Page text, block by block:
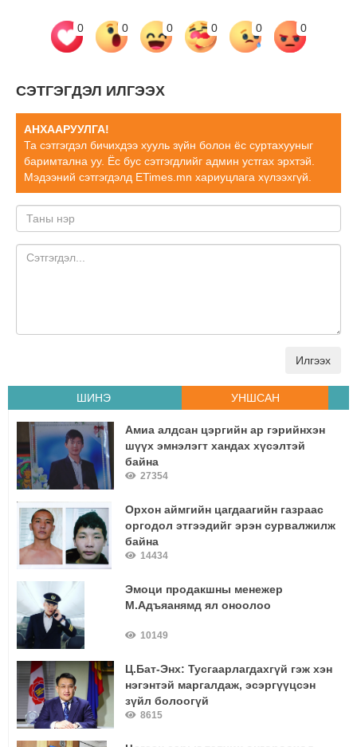
0 0 0 0 0 0
СЭТГЭГДЭЛ ИЛГЭЭХ
АНХААРУУЛГА!
Та сэтгэгдэл бичихдээ хууль зүйн болон ёс суртахууныг
баримтална уу. Ёс бус сэтгэгдлийг админ устгах эрхтэй.
Мэдээний сэтгэгдэлд ETimes.mn хариуцлага хүлээхгүй.
Илгээх
ШИНЭ УНШСАН
Амиа алдсан цэргийн ар гэрийнхэн
шүүх эмнэлэгт хандах хүсэлтэй
байна
27354
Орхон аймгийн цагдаагийн газраас
оргодол этгээдийг эрэн сурвалжилж
байна
14434
Эмоци продакшны менежер
М.Адъяанямд ял оноолоо
10149
Ц.Бат-Энх: Тусгаарлагдахгүй гэж хэн
нэгэнтэй маргалдаж, эсэргүүцсэн
зүйл болоогүй
8615